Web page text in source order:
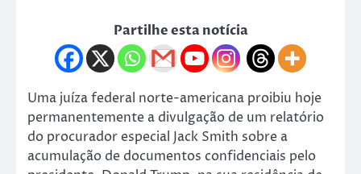
Partilhe esta notícia
Uma juíza federal norte-americana proibiu hoje
permanentemente a divulgação de um relatório
do procurador especial Jack Smith sobre a
acumulação de documentos confidenciais pelo